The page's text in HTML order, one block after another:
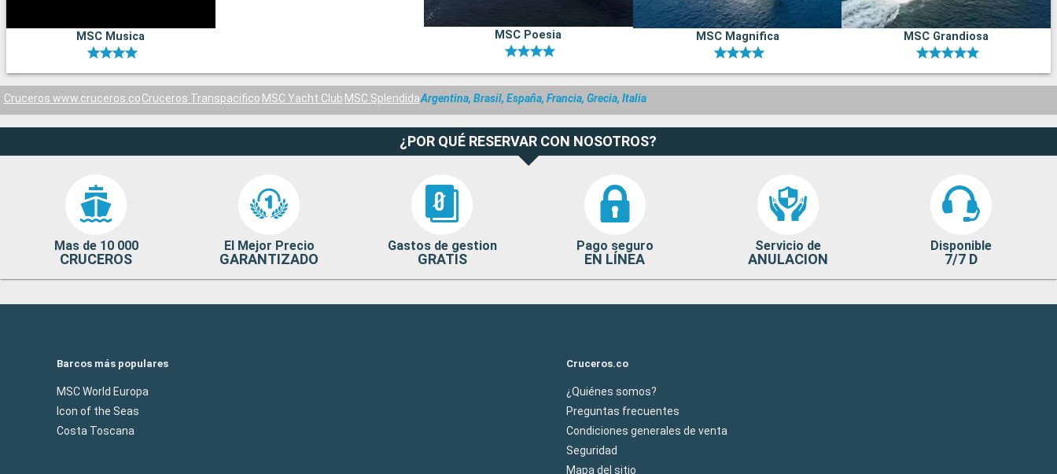
MSC Musica MSC Poesia MSC Magnifica MSC Grandiosa
Cruceros www.cruceros.coCruceros Transpacifico MSC Yacht Club MSC SplendidaArgentina, Brasil, España, Francia, Grecia, Italia
¿POR QUÉ RESERVAR CON NOSOTROS?
Mas de 10 000
CRUCEROS
El Mejor Precio
GARANTIZADO
Gastos de gestion
GRATIS
Pago seguro
EN LÍNEA
Servicio de
ANULACION
Disponible
7/7 D
Barcos más populares
MSC World Europa
Icon of the Seas
Costa Toscana
Cruceros.co
¿Quiénes somos?
Preguntas frecuentes
Condiciones generales de venta
Seguridad
Mapa del sitio